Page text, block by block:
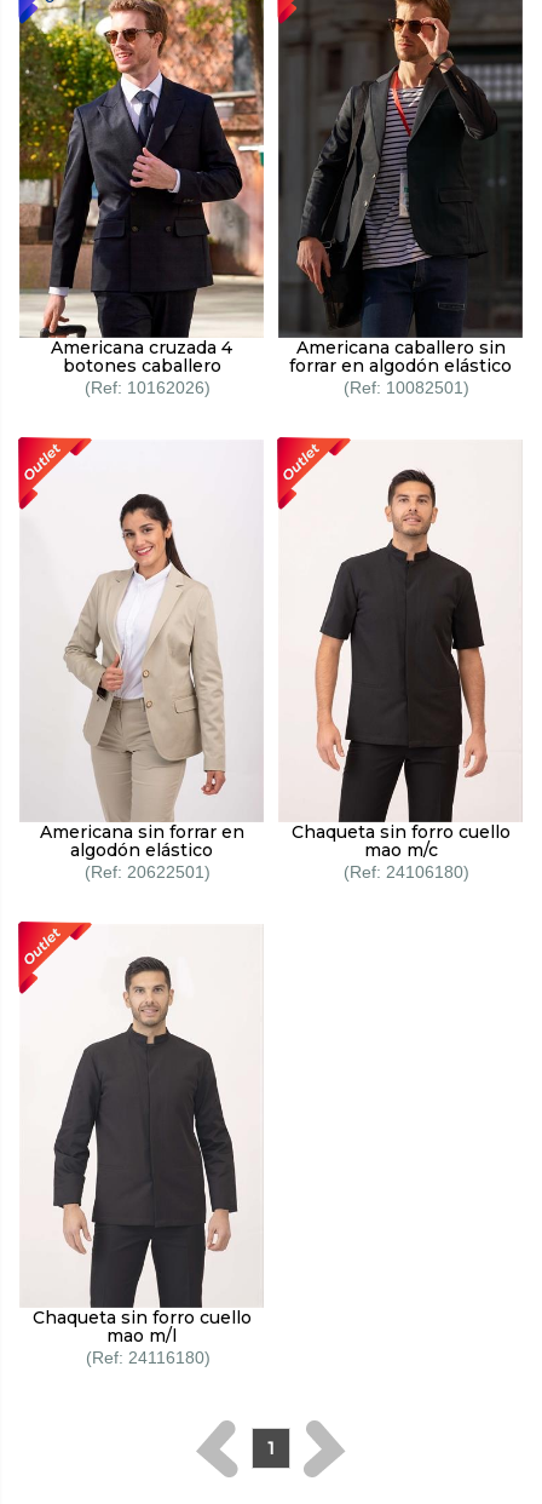
Americana cruzada 4
botones caballero
10162026
Americana caballero sin
forrar en algodón elástico
10082501
Americana sin forrar en
algodón elástico
20622501
Chaqueta sin forro cuello
mao m/c
24106180
Chaqueta sin forro cuello
mao m/l
24116180
1